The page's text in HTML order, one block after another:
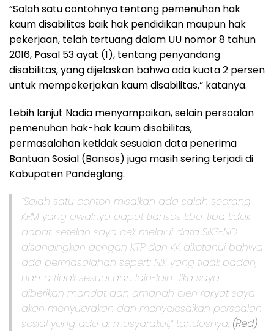
“Salah satu contohnya tentang pemenuhan hak
kaum disabilitas baik hak pendidikan maupun hak
pekerjaan, telah tertuang dalam UU nomor 8 tahun
2016, Pasal 53 ayat (1), tentang penyandang
disabilitas, yang dijelaskan bahwa ada kuota 2 persen
untuk mempekerjakan kaum disabilitas,” katanya.
Lebih lanjut Nadia menyampaikan, selain persoalan
pemenuhan hak-hak kaum disabilitas,
permasalahan ketidak sesuaian data penerima
Bantuan Sosial (Bansos) juga masih sering terjadi di
Kabupaten Pandeglang.
“Salah satu contoh misalkan ada salah seorang
KPM yang awalnya dapat Bansos tiba-tiba tidak
dapat, setelah saya cek melalui data SIKS-NG
disandingkan dengan KTP dan KK diketahui bahwa
ada permasalahan seperti NIK yang tidak padan,
nama tidak sesuai dan lain-lain. Jika saya
diberikan mandat dan amanah oleh rakyat saya
akan menyuarakan dan menyelesaikan persoalan
sosial yang ada di masyarakat,” tandasnya. (Red)